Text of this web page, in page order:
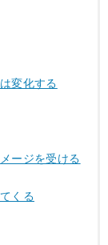
変化する
ージを受ける
くる